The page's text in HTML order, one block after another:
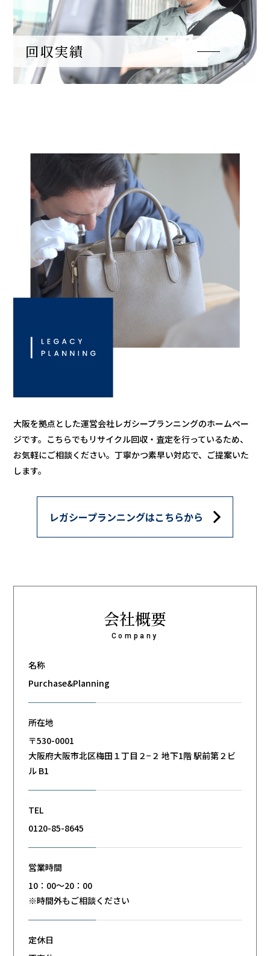
回収実績
大阪を拠点とした運営会社レガシープランニングのホームペー
ジです。 こちらでも リサイクル回収・査定を行っているため、
お気軽にご相談ください。丁寧かつ素早い対応で、ご提案いた
します。
レガシープランニングはこちらから
会社概要
Company
名称
Purchase&Planning
所在地
〒530-0001
大阪府大阪市北区梅田１丁目２−２ 地下1階 駅前第２ビ
ル B1
TEL
0120-85-8645
営業時間
10：00～20：00
※時間外もご相談ください
定休日